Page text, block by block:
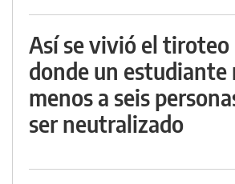
Así se vivió el tiroteo
donde un estudiante
menos a seis
ser neutralizado